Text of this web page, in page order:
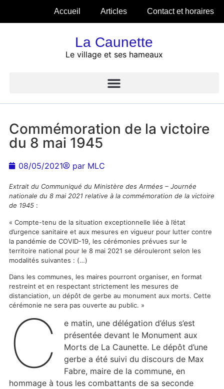
Accueil Articles Contact et horaires
La Caunette
Le village et ses hameaux
Commémoration de la victoire
du 8 mai 1945
08/05/2021 parMLC
Extrait du Communiqué du Ministère des Armées – Journée
nationale du 8 mai 2021 relative à la commémoration de la victoire
de 1945:
« Compte-tenu de la situation exceptionnelle liée à l’état
d’urgence sanitaire et aux mesures en vigueur pour lutter contre
la pandémie de COVID-19, les cérémonies prévues sur le
territoire national pour le 8 mai 2021 se dérouleront selon les
modalités suivantes : (…)
Dans les communes, les maires pourront organiser, en format
restreint et en respectant strictement les mesures de
distanciation, un dépôt de gerbe au monument aux morts. Cette
cérémonie ne sera pas ouverte au public. »
C
e matin, une délégation d’élus s’est
présentée devant le Monument aux
Morts de La Caunette. Le dépôt d’une
gerbe a été suivi du discours de Max
Fabre, maire de la commune, en
hommage à tous les combattants de sa seconde